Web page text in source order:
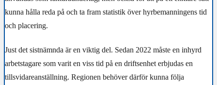
kunna hålla reda på och ta fram statistik över hyrbemanningens tid
och placering.
Just det sistnämnda är en viktig del. Sedan 2022 måste en inhyrd
arbetstagare som varit en viss tid på en driftsenhet erbjudas en
tillsvidareanställning. Regionen behöver därför kunna följa